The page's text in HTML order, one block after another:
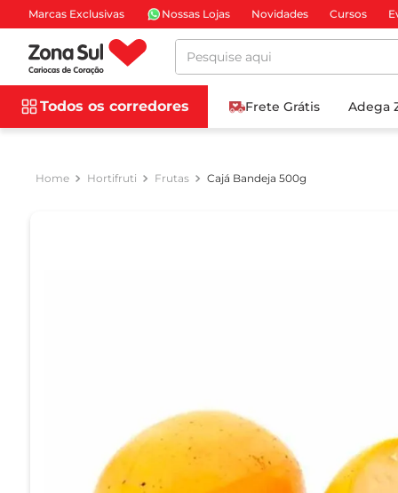
Marcas Exclusivas Nossas Lojas Novidades Cursos
Pesquise aqui
Todos os corredores Frete Grátis Adega
Hortifruti Frutas Cajá Bandeja 500g